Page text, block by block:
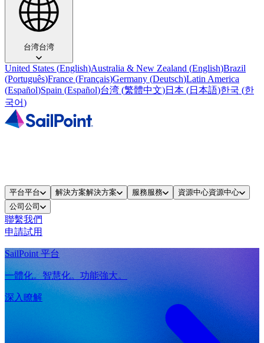
台湾台湾
United States (English)Australia & New Zealand (English)Brazil
(Português)France (Français)Germany (Deutsch)Latin America
(Español)Spain (Español)台湾 (繁體中文)日本 (日本語)한국 (한
국어)
平台平台 解決方案解決方案 服務服務 資源中心資源中心
公司 公司
聯繫我們
申請試用
SailPoint 平台
一體化。智慧化。功能強大。
深入瞭解